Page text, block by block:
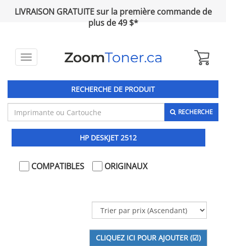
LIVRAISON GRATUITE sur la première commande de
plus de 49 $*
Toggle
RECHERCHE DE PRODUIT
RECHERCHE
HP DESKJET 2512
COMPATIBLES ORIGINAUX